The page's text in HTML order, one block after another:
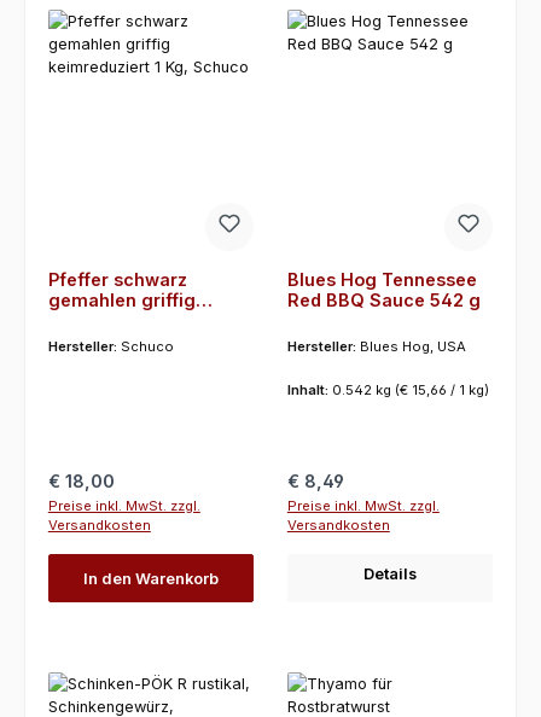
Pfeffer schwarz
gemahlen griffig
Schuco
Hersteller: Schuco
Regulärer Preis:
€ 18,00
Preise inkl. MwSt. zzgl.
Versandkosten
In den Warenkorb
Blues Hog Tennessee
Red BBQ Sauce 542 g
Hersteller: Blues Hog, USA
Inhalt: 0.542 kg (€ 15,66 / 1 kg)
Regulärer Preis:
€ 8,49
Preise inkl. MwSt. zzgl.
Versandkosten
Details